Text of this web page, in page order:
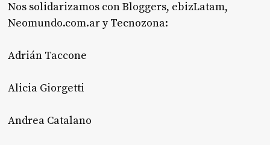
Nos solidarizamos con Bloggers, ebizLatam,
Neomundo.com.ar y Tecnozona:
Adrián Taccone
Alicia Giorgetti
Andrea Catalano